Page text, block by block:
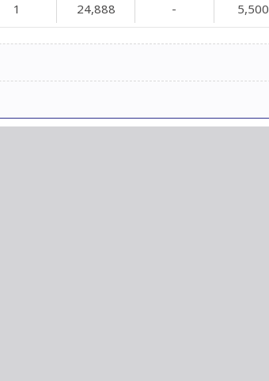
1 24,888 - 5,500